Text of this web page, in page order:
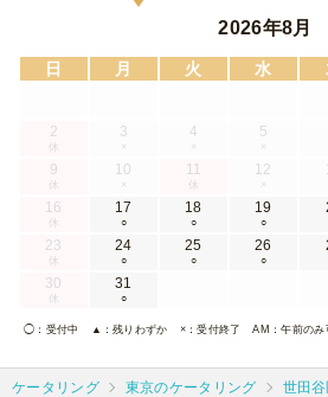
2026年8月
日 月 火 水
2
休
3
×
4
×
5
×
9
休
10
×
11
休
12
×
16
休
17
○
18
○
19
○
23
休
24
○
25
○
26
○
30
休
31
○
◯ ：受付中 ▲ ：残りわずか ×：受付終了 AM ：午前のみ
ケータリング 東京のケータリング 世田